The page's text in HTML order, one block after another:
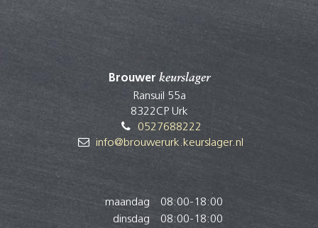
Brouwer keurslager
Ransuil 55a
8322CP Urk
0527688222
info@brouwerurk.keurslager.nl
maandag 08:00-18:00
dinsdag
08:00-18:00